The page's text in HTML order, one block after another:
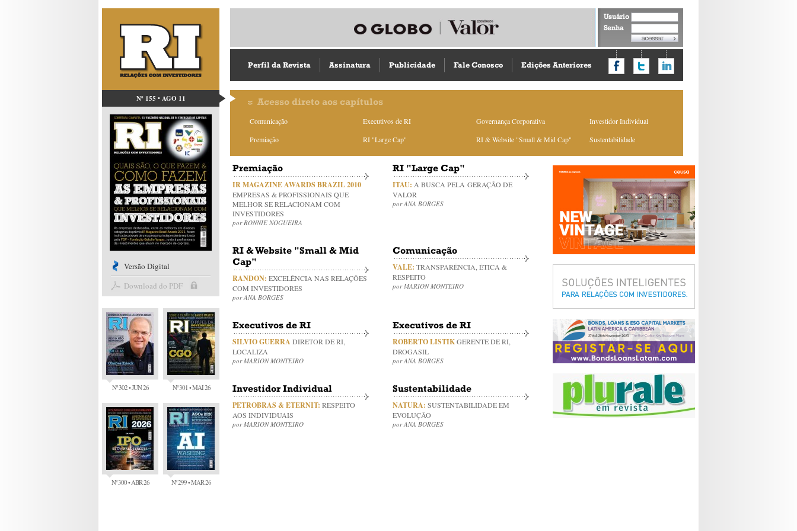
Nº 155 • AGO 11
Versão Digital
Download do PDF
Nº 302 • JUN 26 Nº 301 • MAI 26
Nº 300 • ABR 26 Nº 299 • MAR 26
Usuário
Senha
Perfil da Revista Assinatura Publicidade Fale Conosco Edições Anteriores
Acesso direto aos capítulos
Comunicação Executivos de RI Governança Corporativa
Investidor Individual
Premiação
RI "Large Cap" RI & Website "Small & Mid Cap" Sustentabilidade
Premiação
IR MAGAZINE AWARDS BRAZIL 2010
EMPRESAS & PROFISSIONAIS QUE
MELHOR SE RELACIONAM COM
INVESTIDORES
por RONNIE NOGUEIRA
RI "Large Cap"
ITAU: A BUSCA PELA GERAÇÃO DE
VALOR
por ANA BORGES
RI & Website "Small & Mid
Cap"
RANDON: EXCELÊNCIA NAS RELAÇÕES
COM INVESTIDORES
por ANA BORGES
Comunicação
VALE: TRANSPARÊNCIA, ÉTICA &
RESPEITO
por MARION MONTEIRO
Executivos de RI
SILVIO GUERRA DIRETOR DE RI,
LOCALIZA
por MARION MONTEIRO
Executivos de RI
ROBERTO LISTIKGERENTE DE RI,
DROGASIL
por ANA BORGES
Investidor Individual
PETROBRAS & ETERNIT: RESPEITO
AOS INDIVIDUAIS
por MARION MONTEIRO
Sustentabilidade
NATURA: SUSTENTABILIDADE EM
EVOLUÇÃO
por ANA BORGES